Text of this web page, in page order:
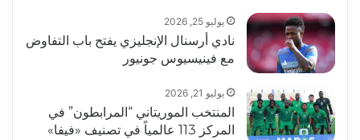
يوليو 25, 2026
نادي أرسنال الإنجليزي يفتح باب التفاوض
مع فينيسيوس جونيور
يوليو 21, 2026
المنتخب الموريتاني “المرابطون” في
المركز 113 عالمياً في تصنيف «فيفا»